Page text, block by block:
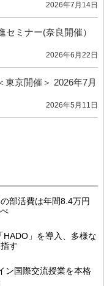
2026年7月14日
ミナー(奈良開催）
2026年6月22日
東京開催＞ 2026年7月
2026年5月11日
部活費は年間8.4万円
」を導入、多様な
す
ン国際交流授業を本格